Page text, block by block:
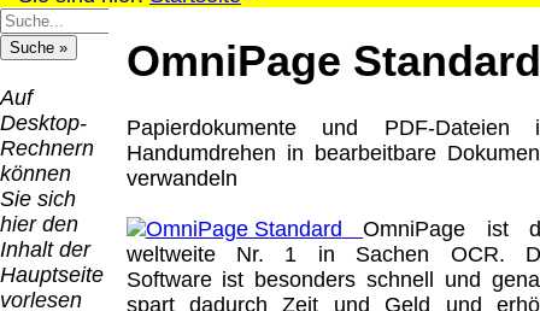
watches
/ deafblind / sourdes et aveugles
Kontakt
Impressum
Links
Hilfsmittel
Warenkorb
Auf
Desktop-
Rechnern
können
Sie sich
hier den
Inhalt der
Hauptseite
vorlesen
OmniPage Standard
Papierdokumente und PDF-Dateien
Handumdrehen in bearbeitbare
verwandeln
OmniPage ist
weltweite Nr. 1 in Sachen OCR.
Software ist besonders schnell und
spart dadurch Zeit und Geld und
QR
Code:
8.95 €
Deutschland
€
Deutschland
PayPal: 6.95 €
Schweiz)
Vorkasse:
20.00 €
EU (inkl.
0.00 €
Deutschland
0.00 €
EU (inkl.
0.00 €
EU (inkl.
Schweiz)
PayPal: